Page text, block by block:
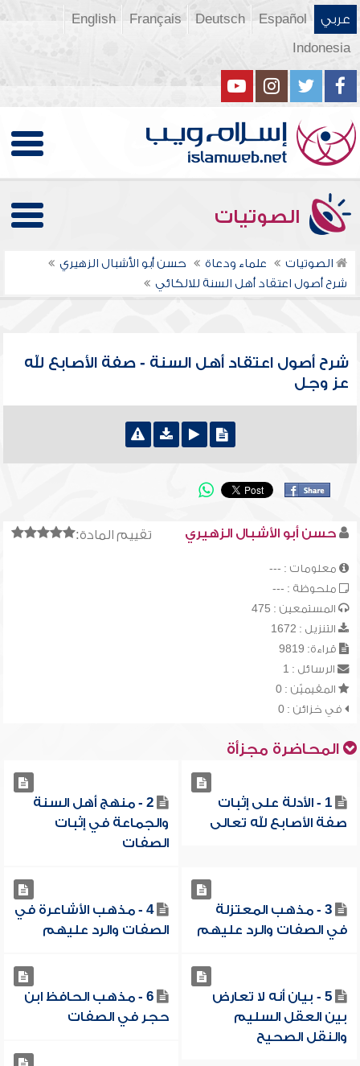
عربي Español
Deutsch
Français
English
Indonesia
الصوتيات
الصوتيات علماء ودعاة
حسن أبو الأشبال الزهيري
شرح أصول اعتقاد أهل السنة للالكائي
شرح أصول اعتقاد أهل السنة - صفة الأصابع لله
عز وجل
تقييم المادة: حسن أبو الأشبال الزهيري
معلومات : ---
ملحوظة : ---
المستمعين : 475
التنزيل : 1672
قراءة: 9819
الرسائل : 1
المقيميّن : 0
في خزائن : 0
المحاضرة مجزأة
1 - الأدلة على إثبات
صفة الأصابع لله تعالى
2 - منهج أهل السنة
والجماعة في إثبات
الصفات
3 - مذهب المعتزلة
في الصفات والرد عليهم
4 - مذهب الأشاعرة في
الصفات والرد عليهم
5 - بيان أنه لا تعارض
بين العقل السليم
والنقل الصحيح
6 - مذهب الحافظ ابن
حجر في الصفات